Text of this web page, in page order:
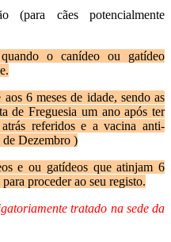
(para cães potencialmente
o canídeo ou gatídeo
6 meses de idade, sendo as
de Freguesia um ano após ter
referidos e a vacina anti-
de Dezembro )
e ou gatídeos que atinjam 6
proceder ao seu registo.
tratado na sede da